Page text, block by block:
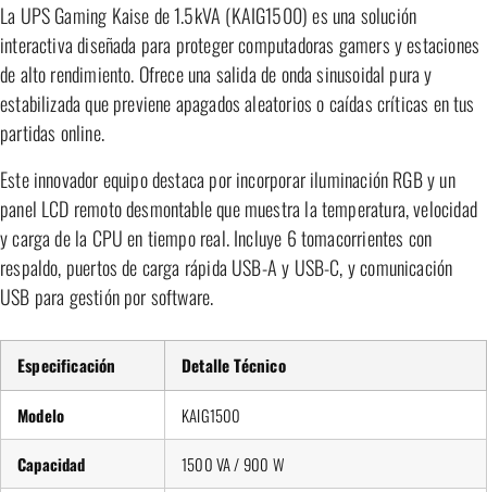
La UPS Gaming Kaise de 1.5kVA (KAIG1500) es una solución
interactiva diseñada para proteger computadoras gamers y estaciones
de alto rendimiento. Ofrece una salida de onda sinusoidal pura y
estabilizada que previene apagados aleatorios o caídas críticas en tus
partidas online.
Este innovador equipo destaca por incorporar iluminación RGB y un
panel LCD remoto desmontable que muestra la temperatura, velocidad
y carga de la CPU en tiempo real. Incluye 6 tomacorrientes con
respaldo, puertos de carga rápida USB-A y USB-C, y comunicación
USB para gestión por software.
Especificación Detalle Técnico
Modelo KAIG1500
Capacidad 1500 VA / 900 W